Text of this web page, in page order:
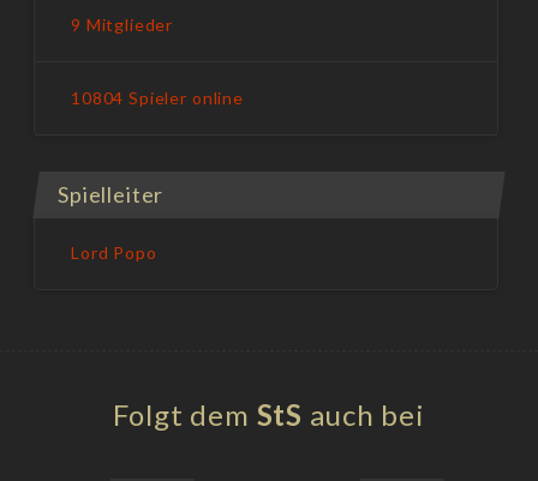
9 Mitglieder
10804 Spieler online
Spielleiter
Lord Popo
Folgt dem StS auch bei